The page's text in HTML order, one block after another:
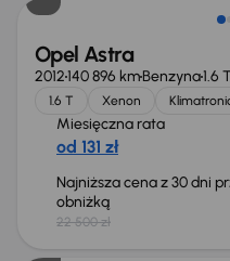
Opel Astra
2012140 896 kmBenzyna1.6
1.6 T Xenon
Miesięczna rata
od 131 zł
Najniższa cena z 30 dni
obniżką
22 500 zł
Taniej o 1 000 zł